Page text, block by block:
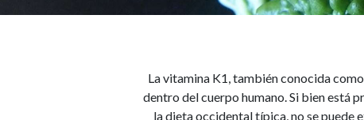
La vitamina K1, también conocida
dentro del cuerpo humano. Si bien está
la dieta occidental típica, no se puede